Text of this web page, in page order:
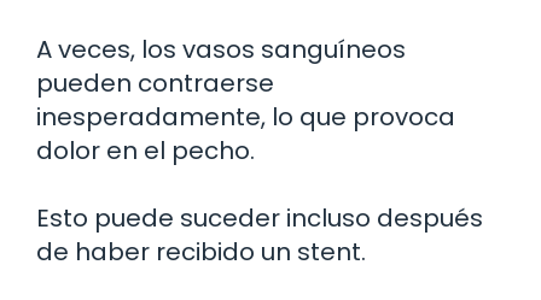
A veces, los vasos sanguíneos
pueden contraerse
inesperadamente, lo que provoca
dolor en el pecho.
Esto puede suceder incluso después
de haber recibido un stent.